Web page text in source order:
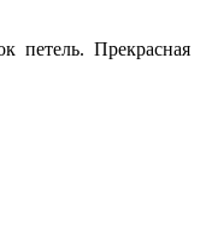
петель. Прекрасная